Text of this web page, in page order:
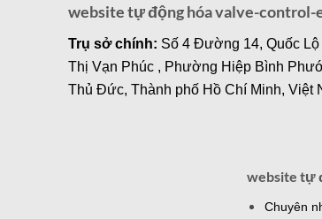
website tự động hóa valve-control-
Trụ sở chính: Số 4 Đường 14, Quốc
Thị Vạn Phúc , Phường Hiệp Bình
Thủ Đức, Thành phố Hồ Chí Minh, Việt
website tự
Chuyên